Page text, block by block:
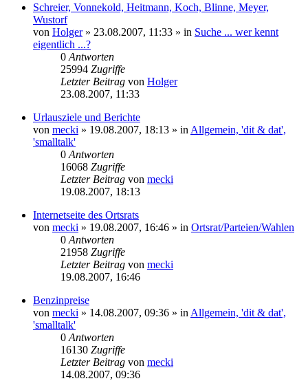
Schreier, Vonnekold, Heitmann, Koch, Blinne, Meyer,
Wustorf
von Holger» 23.08.2007, 11:33 » in Suche ... wer kennt
eigentlich ...?
0 Antworten
25994 Zugriffe
Letzter Beitrag von Holger
23.08.2007, 11:33
Urlausziele und Berichte
von mecki » 19.08.2007, 18:13 » in Allgemein, 'dit & dat',
'smalltalk'
0 Antworten
16068 Zugriffe
Letzter Beitrag von mecki
19.08.2007, 18:13
Internetseite des Ortsrats
von mecki » 19.08.2007, 16:46 » in Ortsrat/Parteien/Wahlen
0 Antworten
21958 Zugriffe
Letzter Beitrag von mecki
19.08.2007, 16:46
Benzinpreise
von mecki » 14.08.2007, 09:36 » in Allgemein, 'dit & dat',
'smalltalk'
0 Antworten
16130 Zugriffe
Letzter Beitrag von mecki
14.08.2007, 09:36